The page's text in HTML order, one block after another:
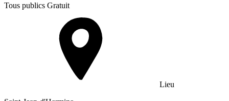
Tous publics Gratuit
Lieu